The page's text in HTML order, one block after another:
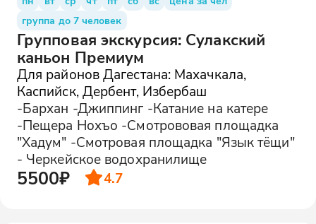
группа до 7 человек
Групповая экскурсия: Сулакский
каньон Премиум
Для районов Дагестана: Махачкала,
Каспийск, Дербент, Избербаш
-Бархан -Джиппинг -Катание на катере
-Пещера Нохъо -Смотрововая площадка
"Хадум" -Смотровая площадка "Язык тёщи"
- Черкейское водохранилище
5500₽ 4.7